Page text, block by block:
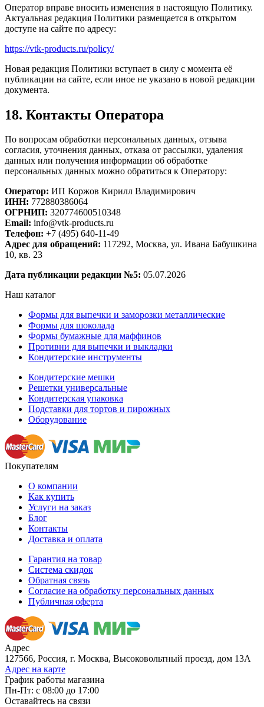
Оператор вправе вносить изменения в настоящую Политику.
Актуальная редакция Политики размещается в открытом
доступе на сайте по адресу:
https://vtk-products.ru/policy/
Новая редакция Политики вступает в силу с момента её
публикации на сайте, если иное не указано в новой редакции
документа.
18. Контакты Оператора
По вопросам обработки персональных данных, отзыва
согласия, уточнения данных, отказа от рассылки, удаления
данных или получения информации об обработке
персональных данных можно обратиться к Оператору:
Оператор: ИП Коржов Кирилл Владимирович
ИНН: 772880386064
ОГРНИП: 320774600510348
Email: info@vtk-products.ru
Телефон: +7 (495) 640-11-49
Адрес для обращений: 117292, Москва, ул. Ивана Бабушкина
10, кв. 23
Дата публикации редакции №5: 05.07.2026
Наш каталог
Формы для выпечки и заморозки металлические
Формы для шоколада
Формы бумажные для маффинов
Противни для выпечки и выкладки
Кондитерские инструменты
Кондитерские мешки
Решетки универсальные
Кондитерская упаковка
Подставки для тортов и пирожных
Оборудование
Покупателям
О компании
Как купить
Услуги на заказ
Блог
Контакты
Доставка и оплата
Гарантия на товар
Система скидок
Обратная связь
Согласие на обработку персональных данных
Публичная оферта
Адрес
127566, Россия, г. Москва, Высоковольтный проезд, дом 13А
Адрес на карте
График работы магазина
Пн-Пт: с 08:00 до 17:00
Оставайтесь на связи